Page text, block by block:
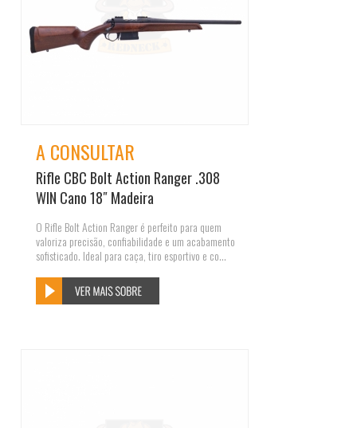
A CONSULTAR
Rifle CBC Bolt Action Ranger .308
WIN Cano 18″ Madeira
O Rifle Bolt Action Ranger é perfeito para quem
valoriza precisão, confiabilidade e um acabamento
sofisticado. Ideal para caça, tiro esportivo e co...